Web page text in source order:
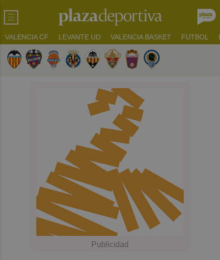
VALENCIA CF LEVANTE UD VALENCIA BASKET FUTBOL